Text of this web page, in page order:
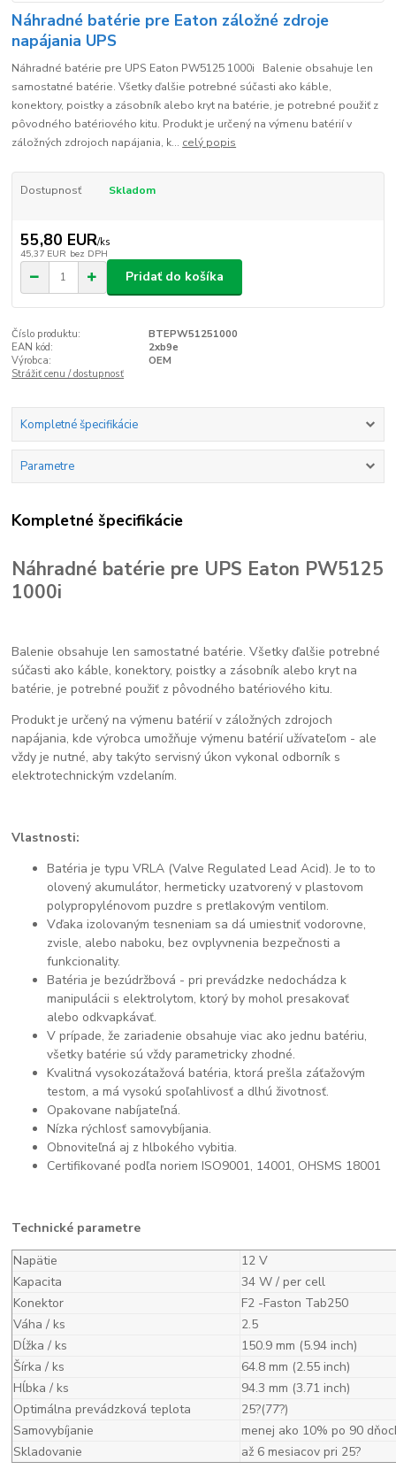
Náhradné batérie pre Eaton záložné zdroje
napájania UPS
Náhradné batérie pre UPS Eaton PW5125 1000i Balenie obsahuje len
samostatné batérie. Všetky ďalšie potrebné súčasti ako káble,
konektory, poistky a zásobník alebo kryt na batérie, je potrebné použiť z
pôvodného batériového kitu. Produkt je určený na výmenu batérií v
záložných zdrojoch napájania, k... celý popis
Dostupnosť Skladom
55,80 EUR/ks
45,37 EUR bez DPH
Pridať do košíka
Číslo produktu:
BTEPW51251000
EAN kód:
2xb9e
Výrobca:
OEM
Strážiť cenu / dostupnosť
Kompletné špecifikácie
Parametre
Kompletné špecifikácie
Náhradné batérie pre UPS Eaton PW5125
1000i
Balenie obsahuje len samostatné batérie. Všetky ďalšie potrebné
súčasti ako káble, konektory, poistky a zásobník alebo kryt na
batérie, je potrebné použiť z pôvodného batériového kitu.
Produkt je určený na výmenu batérií v záložných zdrojoch
napájania, kde výrobca umožňuje výmenu batérií užívateľom - ale
vždy je nutné, aby takýto servisný úkon vykonal odborník s
elektrotechnickým vzdelaním.
Vlastnosti:
Batéria je typu VRLA (Valve Regulated Lead Acid). Je to to
olovený akumulátor, hermeticky uzatvorený v plastovom
polypropylénovom puzdre s pretlakovým ventilom.
Vďaka izolovaným tesneniam sa dá umiestniť vodorovne,
zvisle, alebo naboku, bez ovplyvnenia bezpečnosti a
funkcionality.
Batéria je bezúdržbová - pri prevádzke nedochádza k
manipulácii s elektrolytom, ktorý by mohol presakovať
alebo odkvapkávať.
V prípade, že zariadenie obsahuje viac ako jednu batériu,
všetky batérie sú vždy parametricky zhodné.
Kvalitná vysokozátažová batéria, ktorá prešla záťažovým
testom, a má vysokú spoľahlivosť a dlhú životnosť.
Opakovane nabíjateľná.
Nízka rýchlosť samovybíjania.
Obnoviteľná aj z hlbokého vybitia.
Certifikované podľa noriem ISO9001, 14001, OHSMS 18001
Technické parametre
Napätie
12 V
Kapacita
34 W / per cell
Konektor
F2 -Faston Tab250
Váha / ks
2.5
Dĺžka / ks
150.9 mm (5.94 inch)
Šírka / ks
64.8 mm (2.55 inch)
Hĺbka / ks
94.3 mm (3.71 inch)
Optimálna prevádzková teplota
25?(77?)
Samovybíjanie
menej ako 10% po 90
Skladovanie
až 6 mesiacov pri 25?